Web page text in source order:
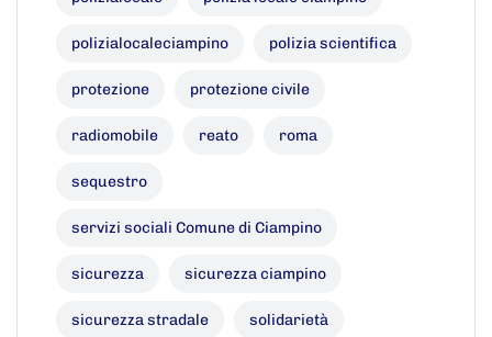
polizialocaleciampino polizia scientifica
protezione protezione civile
radiomobile reato roma
sequestro
servizi sociali Comune di Ciampino
sicurezza sicurezza ciampino
sicurezza stradale solidarietà